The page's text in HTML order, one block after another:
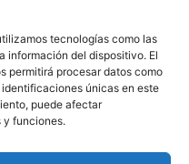
tecnologías como las
información del dispositivo. El
permitirá procesar datos como
únicas en este
puede afectar
y funciones.